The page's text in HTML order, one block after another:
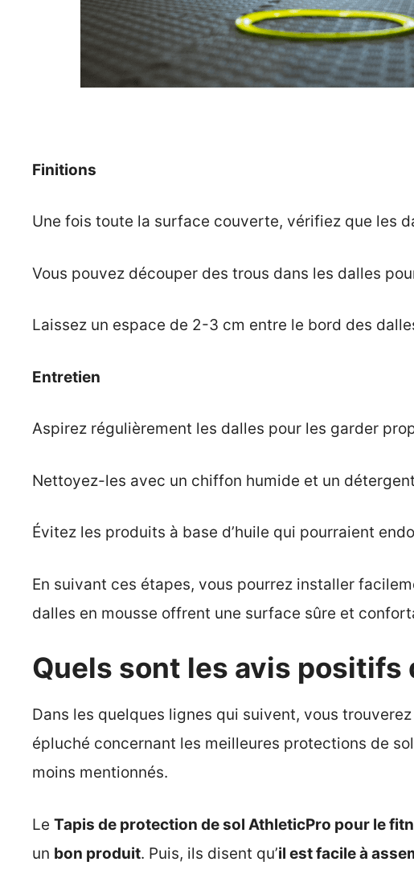
Finitions
Une fois toute la surface couverte, vérifiez que les
Vous pouvez découper des trous dans les dalles
Laissez un espace de 2-3 cm entre le bord des
Entretien
Aspirez régulièrement les dalles pour les garder
Nettoyez-les avec un chiffon humide et un
Évitez les produits à base d’huile qui pourraient
En suivant ces étapes, vous pourrez installer
dalles en mousse offrent une surface sûre et
Quels sont les avis
Dans les quelques lignes qui suivent, vous
épluché concernant les meilleures protections de
moins mentionnés.
Le Tapis de protection de sol AthleticPro pour le
un bon produit. Puis, ils disent qu’il est facile à